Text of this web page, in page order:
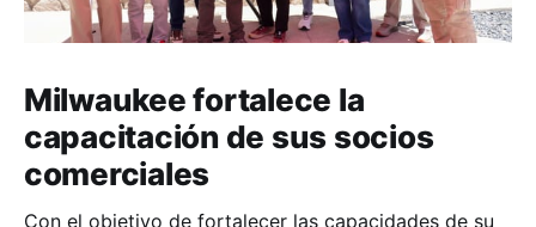
Milwaukee fortalece la
capacitación de sus socios
comerciales
Con el objetivo de fortalecer las capacidades de su